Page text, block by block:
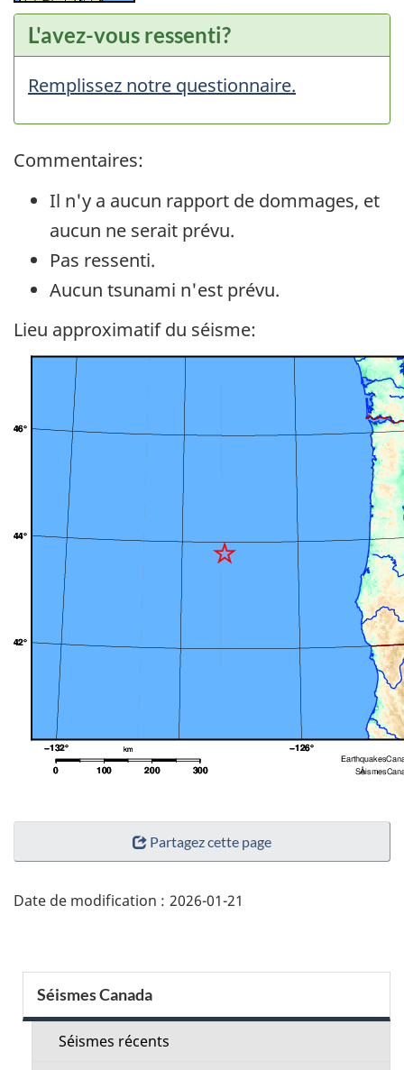
L'avez-vous ressenti?
Remplissez notre questionnaire.
Commentaires:
Il n'y a aucun rapport de dommages, et
aucun ne serait prévu.
Pas ressenti.
Aucun tsunami n'est prévu.
Lieu approximatif du séisme:
"Détails
page"
Partagez cette page
Date de modification : 2026-01-21
Menu
de
Séismes Canada
Séismes récents